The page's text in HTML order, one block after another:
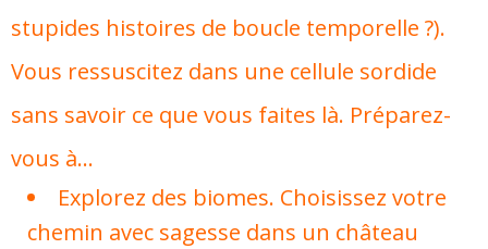
stupides histoires de boucle temporelle ?).
Vous ressuscitez dans une cellule sordide
sans savoir ce que vous faites là. Préparez-
vous à…
Explorez des biomes. Choisissez votre
chemin avec sagesse dans un château